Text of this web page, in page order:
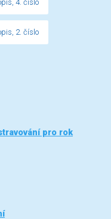
4. číslo
2. číslo
pro rok